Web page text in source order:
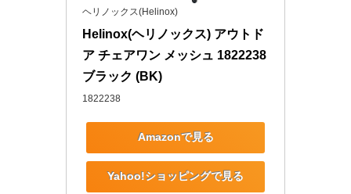
ヘリノックス(Helinox)
Helinox(ヘリノックス) アウトド
ア チェアワン メッシュ 1822238
ブラック (BK)
1822238
Amazonで見る
Yahoo!ショッピングで見る